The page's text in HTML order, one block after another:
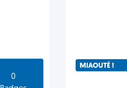
0
MIAOUTÉ !